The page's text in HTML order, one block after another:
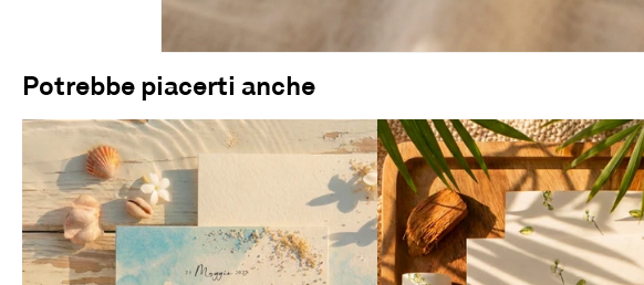
Potrebbe piacerti anche